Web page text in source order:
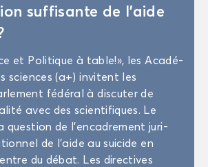
suf­fi­sante de l’aide
et Po­li­tique à table!», les Aca­dé­
sciences (a+) in­vitent les
fé­dé­ral à dis­cu­ter de
avec des scien­ti­fiques. Le
ques­tion de l’en­ca­dre­ment ju­ri­
de l’aide au sui­cide en
du débat. Les di­rec­tives